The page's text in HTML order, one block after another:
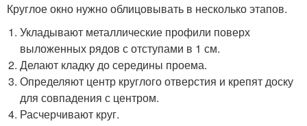
Круглое окно нужно облицовывать в несколько этапов.
Укладывают металлические профили поверх
выложенных рядов с отступами в 1 см.
Делают кладку до середины проема.
Определяют центр круглого отверстия и крепят доску
для совпадения с центром.
Расчерчивают круг.